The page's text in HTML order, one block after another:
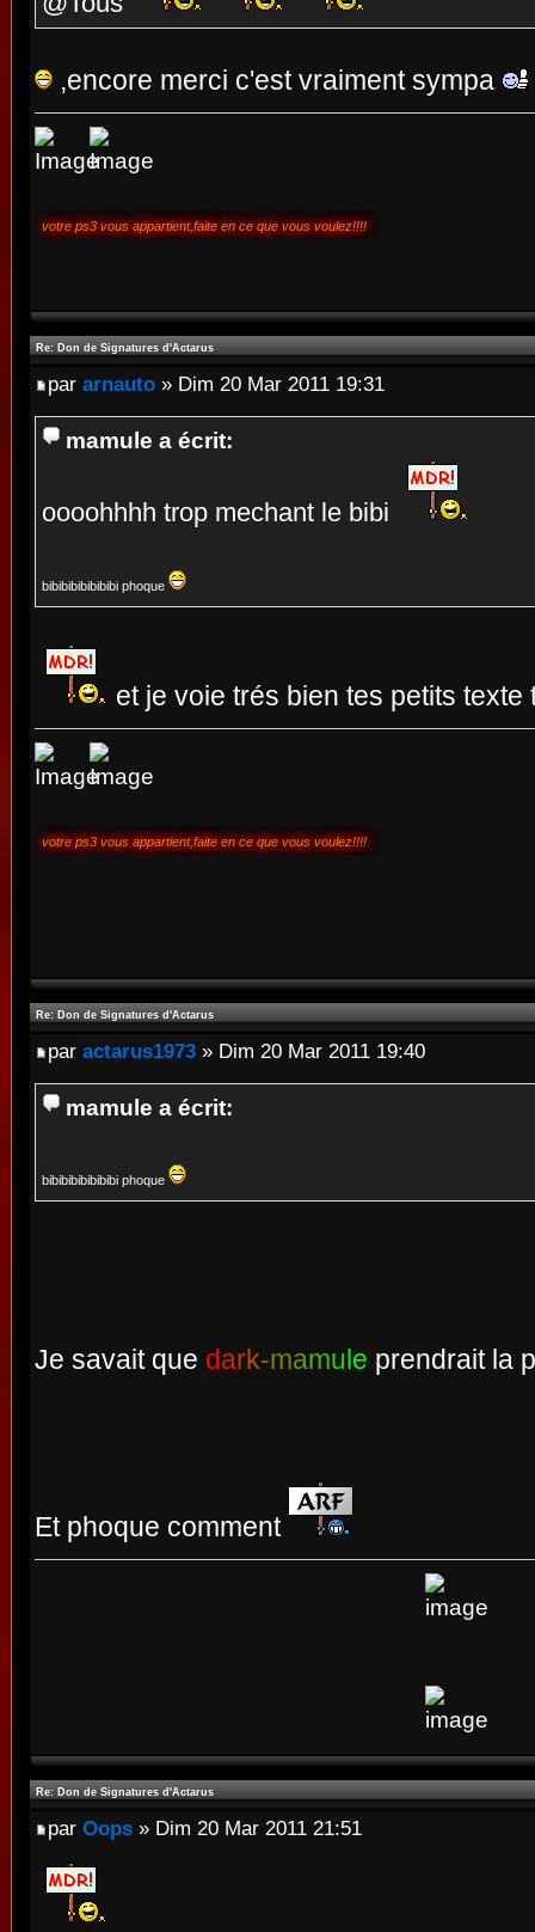
,encore merci c'est vraiment sympa
votre ps3 vous appartient,faite en ce que vous voulez!!!!
Re: Don de Signatures d'Actarus
par arnauto » Dim 20 Mar 2011 19:31
mamule a écrit:
oooohhhh trop mechant le bibi
bibibibibibibibi phoque
et je voie trés bien tes petits texte
votre ps3 vous appartient,faite en ce que vous voulez!!!!
Re: Don de Signatures d'Actarus
par actarus1973 » Dim 20 Mar 2011 19:40
mamule a écrit:
bibibibibibibibi phoque
Je savait que dark-mamule prendrait la
Et phoque comment
Re: Don de Signatures d'Actarus
par Oops » Dim 20 Mar 2011 21:51